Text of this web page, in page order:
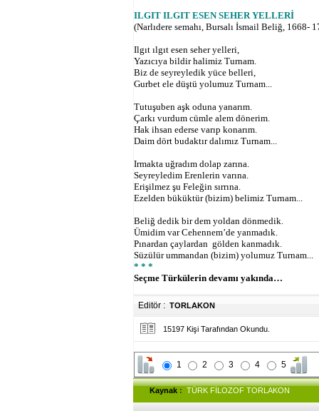
ILGIT ILGIT ESEN SEHER YELLERİ
(Narlıdere semahı, Bursalı İsmail Beliğ, 1668-
Ilgıt ılgıt esen seher yelleri,
Yazıcıya bildir halimiz Turnam.
Biz de seyreyledik yüce belleri,
Gurbet ele düştü yolumuz Turnam...
Tutuşuben aşk oduna yanarım.
Çarkı vurdum cümle alem dönerim.
Hak ihsan ederse varıp konarım.
Daim dört budaktır dalımız Turnam...
Irmakta uğradım dolap zarına.
Seyreyledim Erenlerin varına.
Erişilmez şu Feleğin sırrına.
Ezelden büküktür (bizim) belimiz Turnam...
Beliğ dedik bir dem yoldan dönmedik.
Ümidim var Cehennem’de yanmadık.
Pınardan çaylardan gölden kanmadık.
Süzülür ummandan (bizim) yolumuz Turnam...
* * *
Seçme Türkülerin devamı yakında…
Editör : TORLAKON
15197 Kişi Tarafından Okundu.
1 2 3 4 5
Kaynak : TÜRK FİLOZOF TORLAKON